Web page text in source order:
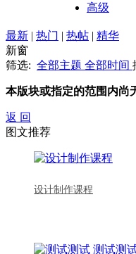
高级
最新 | 热门 | 热帖 | 精华
新窗
筛选: 全部主题 全部时间
本版块或指定的范围内尚
返 回
图文推荐
设计制作课程